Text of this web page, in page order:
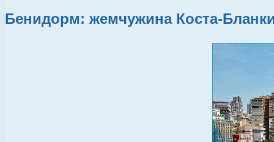
Бенидорм: жемчужина Коста-